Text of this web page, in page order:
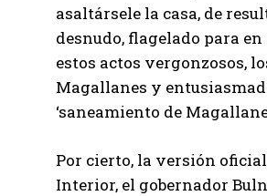
asaltársele la casa, de
desnudo, flagelado para
estos actos vergonzosos,
Magallanes y
‘saneamiento de
Por cierto, la versión
Interior, el gobernador